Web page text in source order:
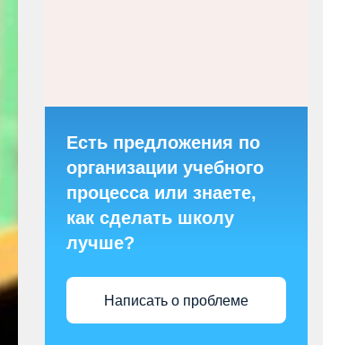
Есть предложения по
организации учебного
процесса или знаете,
как сделать школу
лучше?
Написать о проблеме